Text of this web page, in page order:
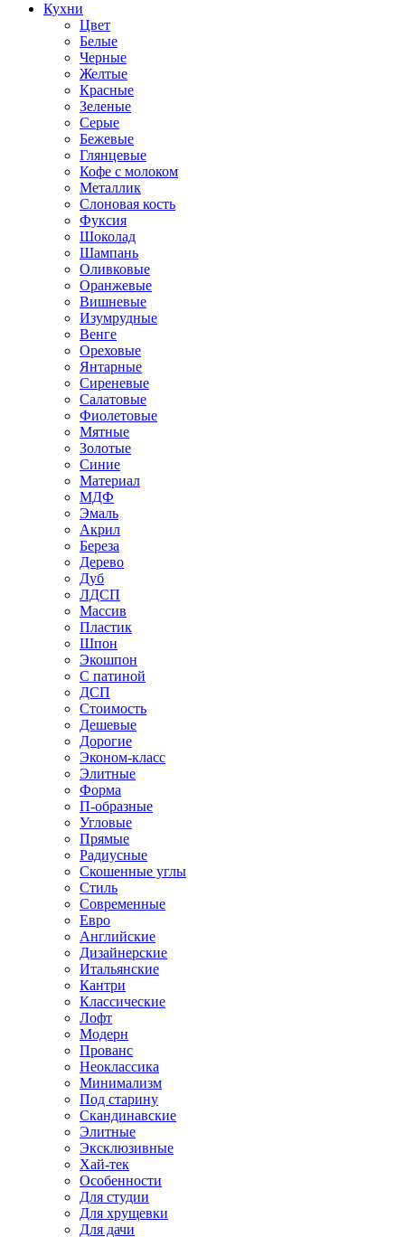
Кухни
Цвет
Белые
Черные
Желтые
Красные
Зеленые
Серые
Бежевые
Глянцевые
Кофе с молоком
Металлик
Слоновая кость
Фуксия
Шоколад
Шампань
Оливковые
Оранжевые
Вишневые
Изумрудные
Венге
Ореховые
Янтарные
Сиреневые
Салатовые
Фиолетовые
Мятные
Золотые
Синие
Материал
МДФ
Эмаль
Акрил
Береза
Дерево
Дуб
ЛДСП
Массив
Пластик
Шпон
Экошпон
С патиной
ДСП
Стоимость
Дешевые
Дорогие
Эконом-класс
Элитные
Форма
П-образные
Угловые
Прямые
Радиусные
Скошенные углы
Стиль
Современные
Евро
Английские
Дизайнерские
Итальянские
Кантри
Классические
Лофт
Модерн
Прованс
Неоклассика
Минимализм
Под старину
Скандинавские
Элитные
Эксклюзивные
Хай-тек
Особенности
Для студии
Для хрущевки
Для дачи